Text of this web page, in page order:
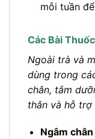
mỗi tuần
Các Bài
Ngoài trà và
dùng trong
chân, tắm
thân và hỗ trợ
Ngâm